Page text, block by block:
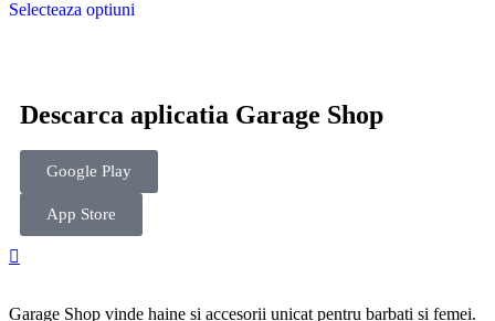
Selecteaza optiuni
Descarca aplicatia Garage Shop
Google Play
App Store
Garage Shop vinde haine si accesorii unicat pentru barbati si femei.